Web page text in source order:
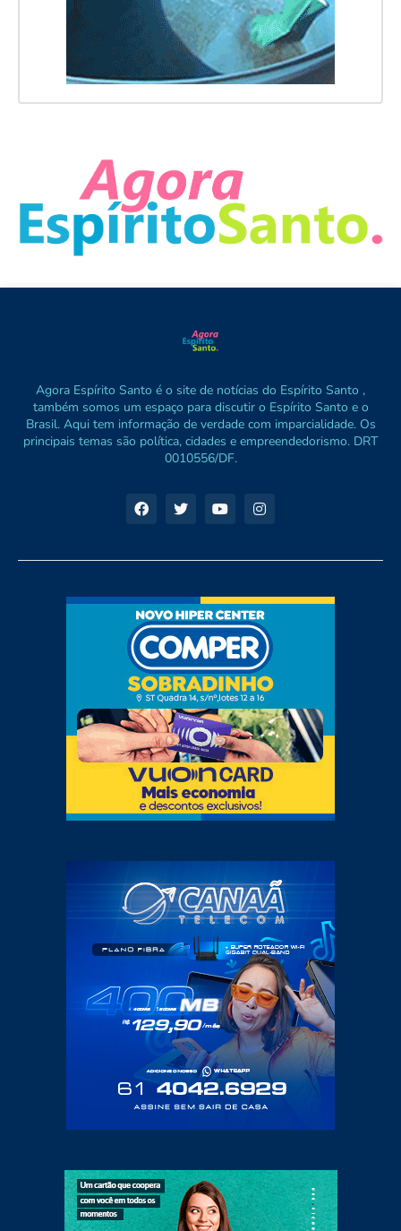
Agora Espírito Santo é o site de notícias do Espírito Santo ,
também somos um espaço para discutir o Espírito Santo e o
Brasil. Aqui tem informação de verdade com imparcialidade. Os
principais temas são política, cidades e empreendedorismo. DRT
0010556/DF.